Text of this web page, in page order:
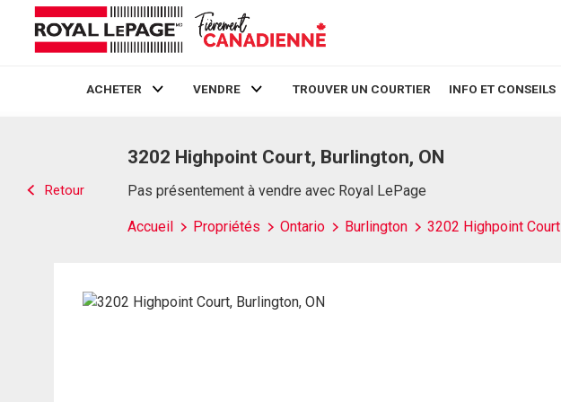
ACHETER VENDRE TROUVER UN COURTIER INFO ET CONSEILS
Retour
3202 Highpoint Court, Burlington, ON
Pas présentement à vendre avec Royal LePage
Accueil Propriétés Ontario Burlington 3202 Highpoint Court